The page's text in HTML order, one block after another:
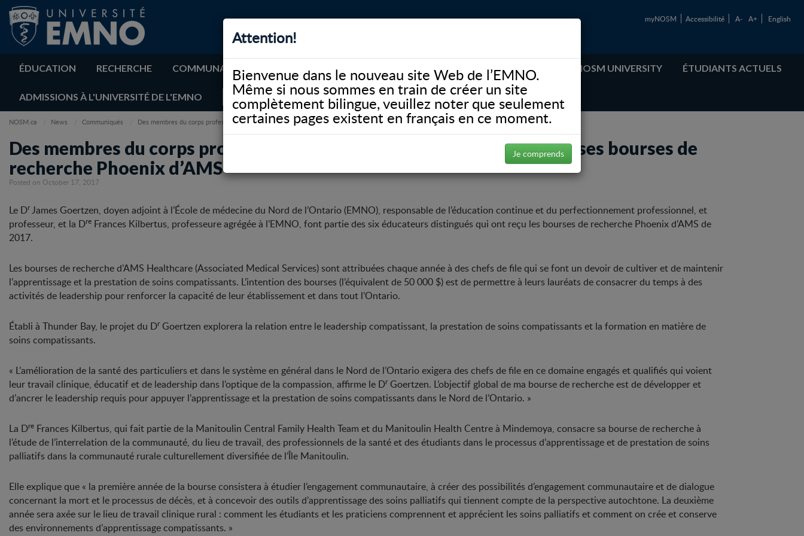
Attention!
Bienvenue dans le nouveau site Web de l’EMNO.
Même si nous sommes en train de créer un site
complètement bilingue, veuillez noter que seulement
certaines pages existent en français en ce moment.
Je comprends
myNOSM Accessibilité A- A+ English
ÉDUCATION RECHERCHE COMMUNAUTÉ BIBLIOTHÈQUE FACULTÉ DONATE ABOUT NOSM UNIVERSITY ÉTUDIANTS ACTUELS
ADMISSIONS À L'UNIVERSITÉ DE L'EMNO
NOSM.ca News Communiqués Des membres du corps professoral de l’EMNO reçoivent le prestigieuses bourses de recherche Phoenix d’AMS
Des membres du corps professoral de l’EMNO reçoivent le prestigieuses bourses de
recherche Phoenix d’AMS
Posted on October 17, 2017
Le DrJames Goertzen, doyen adjoint à l’École de médecine du Nord de l’Ontario (EMNO), responsable de l’éducation continue et du perfectionnement professionnel, et
professeur, et la Dre Frances Kilbertus, professeure agrégée à l’EMNO, font partie des six éducateurs distingués qui ont reçu les bourses de recherche Phoenix d’AMS de
2017.
Les bourses de recherche d’AMS Healthcare (Associated Medical Services) sont attribuées chaque année à des chefs de file qui se font un devoir de cultiver et de maintenir
l’apprentissage et la prestation de soins compatissants. L’intention des bourses (l’équivalent de 50 000 $) est de permettre à leurs lauréats de consacrer du temps à des
activités de leadership pour renforcer la capacité de leur établissement et dans tout l’Ontario.
Établi à Thunder Bay, le projet du DrGoertzen explorera la relation entre le leadership compatissant, la prestation de soins compatissants et la formation en matière de
soins compatissants.
« L’amélioration de la santé des particuliers et dans le système en général dans le Nord de l’Ontario exigera des chefs de file en ce domaine engagés et qualifiés qui voient
leur travail clinique, éducatif et de leadership dans l’optique de la compassion, affirme le DrGoertzen. L’objectif global de ma bourse de recherche est de développer et
d’ancrer le leadership requis pour appuyer l’apprentissage et la prestation de soins compatissants dans le Nord de l’Ontario. »
La Dre Frances Kilbertus, qui fait partie de la Manitoulin Central Family Health Team et du Manitoulin Health Centre à Mindemoya, consacre sa bourse de recherche à
l’étude de l’interrelation de la communauté, du lieu de travail, des professionnels de la santé et des étudiants dans le processus d’apprentissage et de prestation de soins
palliatifs dans la communauté rurale culturellement diversifiée de l’Île Manitoulin.
Elle explique que « la première année de la bourse consistera à étudier l’engagement communautaire, à créer des possibilités d’engagement communautaire et de dialogue
concernant la mort et le processus de décès, et à concevoir des outils d’apprentissage des soins palliatifs qui tiennent compte de la perspective autochtone. La deuxième
année sera axée sur le lieu de travail clinique rural : comment les étudiants et les praticiens comprennent et apprécient les soins palliatifs et comment on crée et conserve
des environnements d’apprentissage compatissants. »